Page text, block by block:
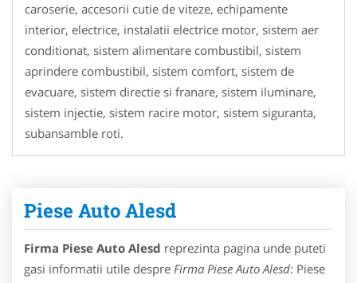
caroserie, accesorii cutie de viteze, echipamente
interior, electrice, instalatii electrice motor, sistem aer
conditionat, sistem alimentare combustibil, sistem
aprindere combustibil, sistem comfort, sistem de
evacuare, sistem directie si franare, sistem iluminare,
sistem injectie, sistem racire motor, sistem siguranta,
subansamble roti.
Piese Auto Alesd
Firma Piese Auto Alesd reprezinta pagina unde puteti
gasi informatii utile despre Firma Piese Auto Alesd: Piese